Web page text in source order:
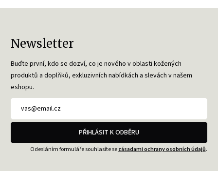
Newsletter
Buďte první, kdo se dozví, co je nového v oblasti kožených
produktů a doplňků, exkluzivních nabídkách a slevách v našem
eshopu.
PŘIHLÁSIT K ODBĚRU
Odesláním formuláře souhlasíte sezásadami ochrany osobních údajů.